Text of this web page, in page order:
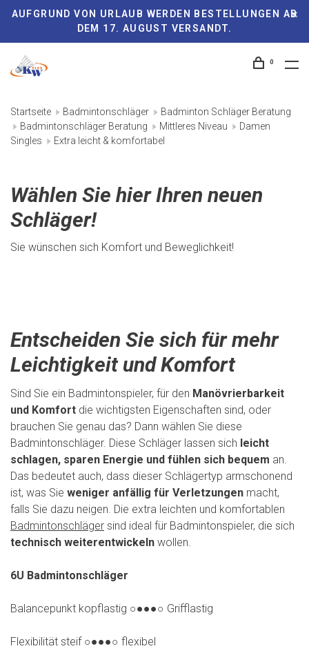
AUFGRUND VON URLAUB WERDEN BESTELLUNGEN AB
DEM 17. AUGUST VERSANDT.
0
Startseite Badmintonschläger
Badminton Schläger Beratung
Badmintonschläger Beratung
Mittleres Niveau
Damen
Singles
Extra leicht & komfortabel
Wählen Sie hier Ihren neuen
Schläger!
Sie wünschen sich Komfort und Beweglichkeit!
Entscheiden Sie sich für mehr
Leichtigkeit und Komfort
Sind Sie ein Badmintonspieler, für den Manövrierbarkeit
und Komfort die wichtigsten Eigenschaften sind, oder
brauchen Sie genau das? Dann wählen Sie diese
Badmintonschläger. Diese Schläger lassen sich leicht
schlagen, sparen Energie und fühlen sich bequem an.
Das bedeutet auch, dass dieser Schlägertyp armschonend
ist, was Sie weniger anfällig für Verletzungen macht,
falls Sie dazu neigen. Die extra leichten und komfortablen
Badmintonschläger sind ideal für Badmintonspieler, die sich
technisch weiterentwickeln wollen.
6U Badmintonschläger
Balancepunkt kopflastig ○●●●○ Grifflastig
Flexibilität steif ○●●●○ flexibel